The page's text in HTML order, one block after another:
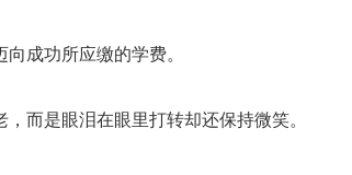
成功所应缴的学费。
，而是眼泪在眼里打转却还保持微笑。